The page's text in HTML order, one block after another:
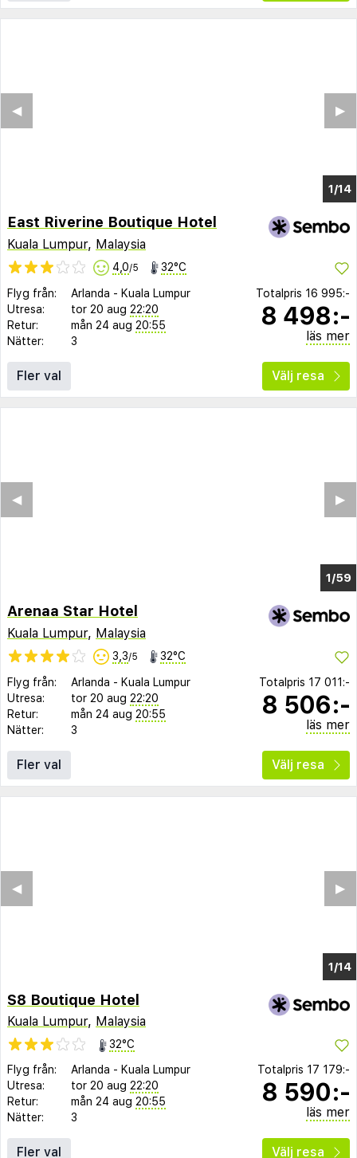
1/7
▶︎
◀︎
East Riverine Boutique Hotel
Kuala Lumpur, Malaysia
4,0/5 32°C
Flyg från: Arlanda - Kuala Lumpur
Utresa:
tor 20 aug 22:20
Retur:
mån 24 aug 20:55
Nätter:
3
Totalpris 16 995:-
8 498:-
läs mer
Fler val Välj resa
1/55
▶︎
◀︎
Arenaa Star Hotel
Kuala Lumpur, Malaysia
3,3/5 32°C
Flyg från: Arlanda - Kuala Lumpur
Utresa:
tor 20 aug 22:20
Retur:
mån 24 aug 20:55
Nätter:
3
Totalpris 17 011:-
8 506:-
läs mer
Fler val Välj resa
1/10
▶︎
◀︎
S8 Boutique Hotel
Kuala Lumpur, Malaysia
32°C
Flyg från:
Arlanda - Kuala Lumpur
Utresa:
tor 20 aug 22:20
Retur:
mån 24 aug 20:55
Nätter:
3
Totalpris 17 179:-
8 590:-
läs mer
Fler val Välj resa